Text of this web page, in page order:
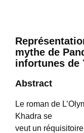
mythe de
infortunes de
Abstract
Le roman de
Khadra se
veut un